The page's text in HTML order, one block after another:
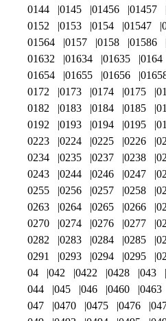
0144
0145 01456 01457
0152
0153 0154 01547
01564
0157 0158 01586
01632
01634 01635 0164
01654
01655 01656
0172
0173 0174 0175
0182
0183 0184 0185
0192
0193 0194 0195
0223
0224 0225 0226
0234
0235 0237 0238
0243
0244 0246 0247
0255
0256 0257 0258
0263
0264 0265 0266
0270
0274 0276 0277
0282
0283 0284 0285
0291
0293 0294 0295
04
042 0422 0428 043
044
045 046 0460 0463
047
0470 0475 0476